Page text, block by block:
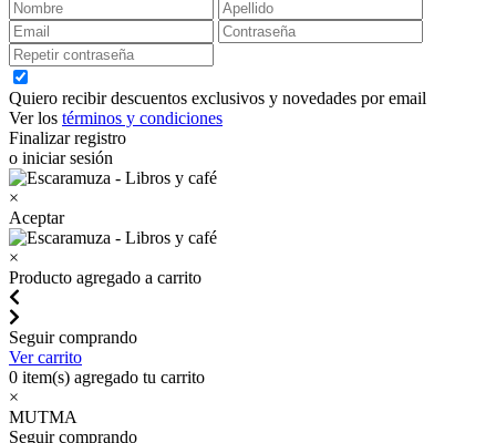
Quiero recibir descuentos exclusivos y novedades por email
Ver los términos y condiciones
Finalizar registro
o iniciar sesión
×
Aceptar
×
Producto agregado a carrito
Seguir comprando
Ver carrito
0 item(s) agregado tu carrito
×
MUTMA
Seguir comprando